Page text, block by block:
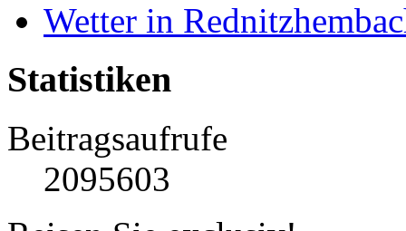
Wetter in
Statistiken
Beitragsaufrufe
2095603